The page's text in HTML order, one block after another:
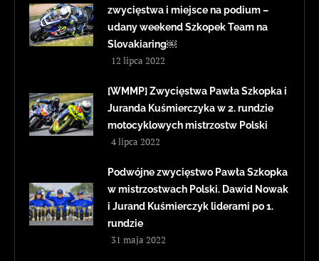
zwycięstwa i miejsce na podium –
udany weekend Szkopek Team na
Slovakiaring￼
12 lipca 2022
[WMMP] Zwycięstwa Pawła Szkopka i
Juranda Kuśmierczyka w 2. rundzie
motocyklowych mistrzostw Polski
4 lipca 2022
Podwójne zwycięstwo Pawła Szkopka
w mistrzostwach Polski. Dawid Nowak
i Jurand Kuśmierczyk liderami po 1.
rundzie
31 maja 2022